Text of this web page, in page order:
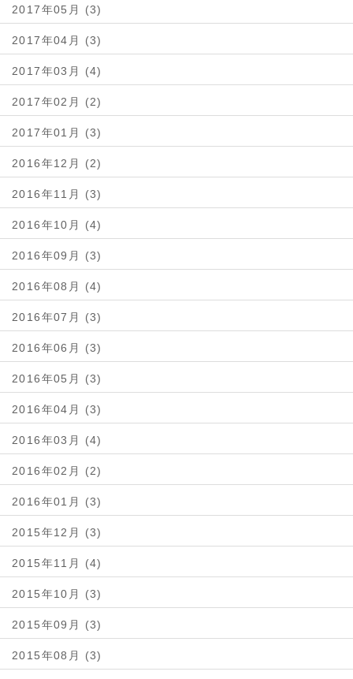
2017年05月 (3)
2017年04月 (3)
2017年03月 (4)
2017年02月 (2)
2017年01月 (3)
2016年12月 (2)
2016年11月 (3)
2016年10月 (4)
2016年09月 (3)
2016年08月 (4)
2016年07月 (3)
2016年06月 (3)
2016年05月 (3)
2016年04月 (3)
2016年03月 (4)
2016年02月 (2)
2016年01月 (3)
2015年12月 (3)
2015年11月 (4)
2015年10月 (3)
2015年09月 (3)
2015年08月 (3)